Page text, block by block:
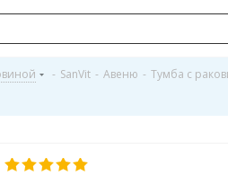
- SanVit - Авеню - Тумба с